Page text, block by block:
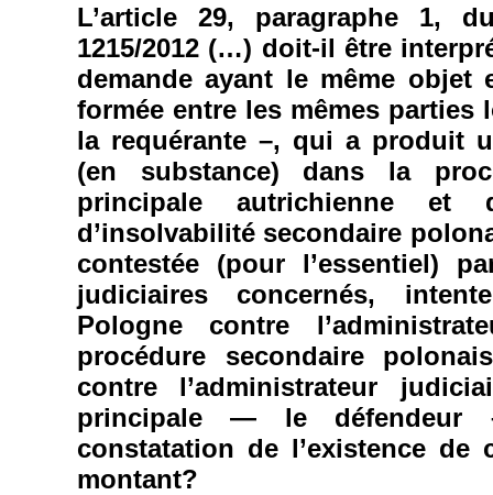
L’article 29, paragraphe 1,
1215/2012 (…) doit-il être
demande ayant le même objet
formée entre les mêmes
la requérante –, qui a produit
(en substance) dans la
principale autrichienne et
d’insolvabilité secondaire
contestée (pour l’essentiel)
judiciaires concernés,
Pologne contre
procédure secondaire
contre l’administrateur
principale — le défendeur
constatation de l’existence de
montant?